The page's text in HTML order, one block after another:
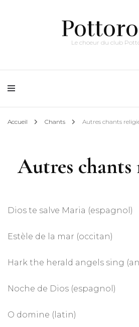
Le choeur du club
Accueil Chants Autres chants
Autres chants
Dios te salve Maria (espagnol)
Estèle de la mar (occitan)
Hark the herald angels sing
Noche de Dios (espagnol)
O domine (latin)